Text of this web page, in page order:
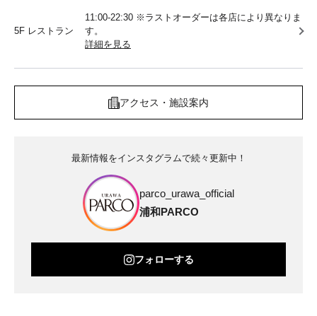
5F レストラン
11:00-22:30 ※ラストオーダーは各店により異なりま
す。
詳細を見る
アクセス・施設案内
最新情報をインスタグラムで続々更新中！
parco_urawa_official
浦和PARCO
フォローする